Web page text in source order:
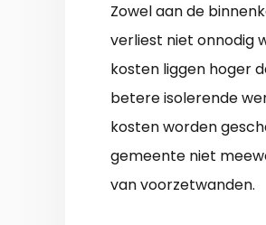
Zowel aan de
verliest niet onnodig
kosten liggen hoger
betere isolerende
kosten worden
gemeente niet
van voorzetwanden.